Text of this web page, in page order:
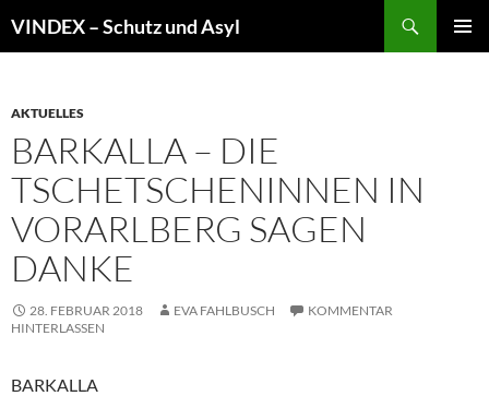
Inhalt
VINDEX – Schutz und Asyl
AKTUELLES
BARKALLA – DIE
TSCHETSCHENINNEN IN
VORARLBERG SAGEN
DANKE
28. FEBRUAR 2018 EVA FAHLBUSCH
KOMMENTAR
HINTERLASSEN
BARKALLA